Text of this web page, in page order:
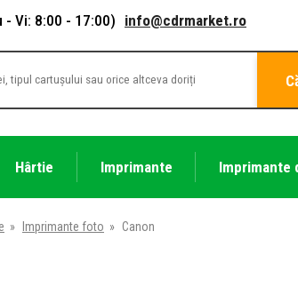
- Vi: 8:00 - 17:00) info@cdrmarket.ro
Hârtie Imprimante Imprimante
» Imprimante foto » Canon